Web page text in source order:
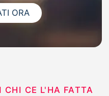
ORA
CE L'HA FATTA